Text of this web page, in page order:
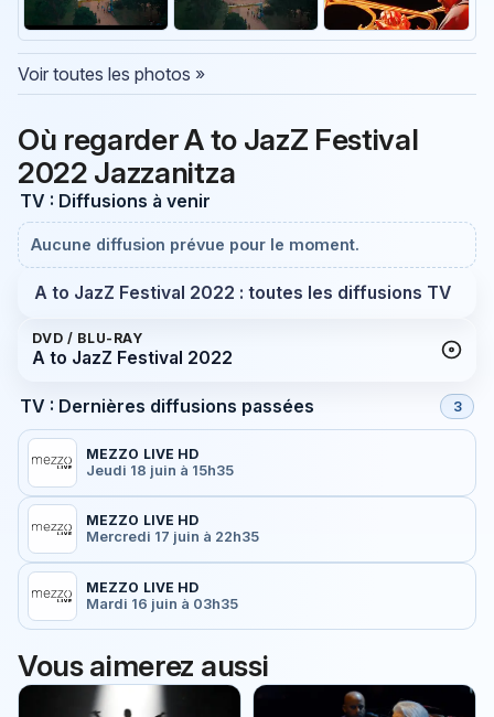
Voir toutes les photos »
Où regarder A to JazZ Festival
2022 Jazzanitza
TV : Diffusions à venir
Aucune diffusion prévue pour le moment.
A to JazZ Festival 2022 : toutes les diffusions TV
DVD / BLU-RAY
A to JazZ Festival 2022
TV : Dernières diffusions passées 3
MEZZO LIVE HD
Jeudi 18 juin à 15h35
MEZZO LIVE HD
Mercredi 17 juin à 22h35
MEZZO LIVE HD
Mardi 16 juin à 03h35
Vous aimerez aussi